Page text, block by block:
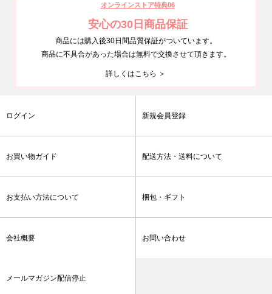
オンラインストア特典06
安心の30日商品保証
商品には購入後30日間品質保証がついています。
商品に不具合があった場合は無料で交換させて頂きます。
詳しくはこちら ＞
ログイン 新規会員登録
お買い物ガイド 配送方法・送料について
お支払い方法について 梱包・ギフト
会社概要 お問い合わせ
メールマガジン配信停止